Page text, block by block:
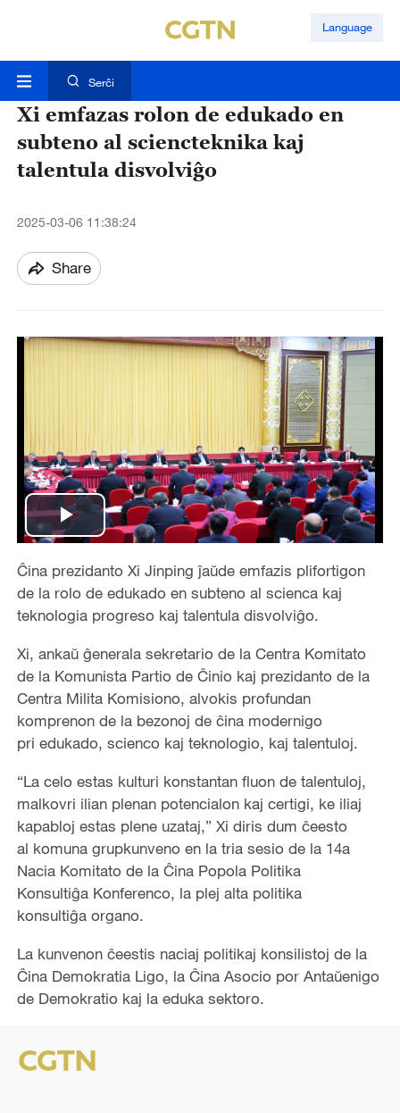
Language
Serĉi
Xi emfazas rolon de edukado en
subteno al sciencteknika kaj
talentula disvolviĝo
2025-03-06 11:38:24
Share
P
l
a
y
V
i
d
e
o
Ĉina prezidanto Xi Jinping ĵaŭde emfazis plifortigon
de la rolo de edukado en subteno al scienca kaj
teknologia progreso kaj talentula disvolviĝo.
Xi, ankaŭ ĝenerala sekretario de la Centra Komitato
de la Komunista Partio de Ĉinio kaj prezidanto de la
Centra Milita Komisiono, alvokis profundan
komprenon de la bezonoj de ĉina modernigo
pri edukado, scienco kaj teknologio, kaj talentuloj.
“La celo estas kulturi konstantan fluon de talentuloj,
malkovri ilian plenan potencialon kaj certigi, ke iliaj
kapabloj estas plene uzataj,” Xi diris dum ĉeesto
al komuna grupkunveno en la tria sesio de la 14a
Nacia Komitato de la Ĉina Popola Politika
Konsultiĝa Konferenco, la plej alta politika
konsultiĝa organo.
La kunvenon ĉeestis naciaj politikaj konsilistoj de la
Ĉina Demokratia Ligo, la Ĉina Asocio por Antaŭenigo
de Demokratio kaj la eduka sektoro.